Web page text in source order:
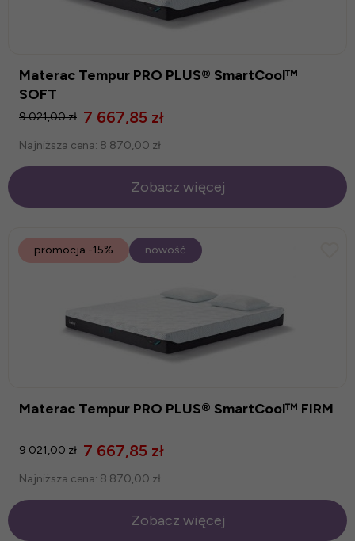
Materac Tempur PRO PLUS® SmartCool™
SOFT
7 667,85 zł
9 021,00 zł
Najniższa cena: 8 870,00 zł
Zobacz więcej
Materac Tempur PRO PLUS® SmartCool™ FIRM
7 667,85 zł
9 021,00 zł
Najniższa cena: 8 870,00 zł
Zobacz więcej
promocja -15% nowość